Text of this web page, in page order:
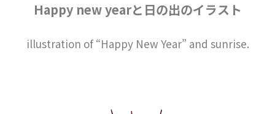
Happy new yearと日の出のイラスト
illustration of “Happy New Year” and sunrise.